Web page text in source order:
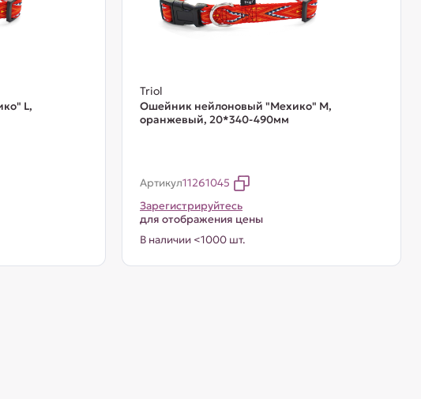
L,
Triol
Ошейник нейлоновый "Мехико" M,
оранжевый, 20*340-490мм
Артикул11261045
Зарегистрируйтесь
для отображения цены
В наличии <1000 шт.